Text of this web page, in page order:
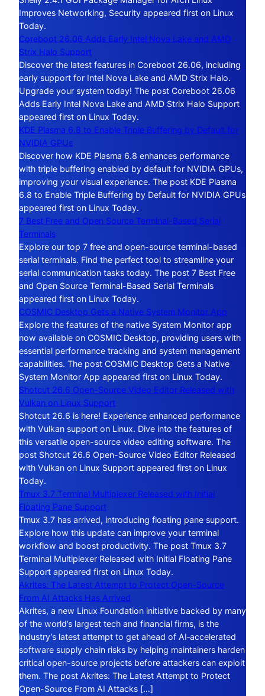
Improves Networking, Security appeared first on Linux
Today.
Coreboot 26.06 Adds Early Intel Nova Lake and AMD
Strix Halo Support
Discover the latest features in Coreboot 26.06, including
early support for Intel Nova Lake and AMD Strix Halo.
Upgrade your system today! The post Coreboot 26.06
Adds Early Intel Nova Lake and AMD Strix Halo Support
appeared first on Linux Today.
KDE Plasma 6.8 to Enable Triple Buffering by Default for
NVIDIA GPUs
Discover how KDE Plasma 6.8 enhances performance
with triple buffering enabled by default for NVIDIA GPUs,
improving your visual experience. The post KDE Plasma
6.8 to Enable Triple Buffering by Default for NVIDIA GPUs
appeared first on Linux Today.
7 Best Free and Open Source Terminal-Based Serial
Terminals
Explore our top 7 free and open-source terminal-based
serial terminals. Find the perfect tool to streamline your
serial communication tasks today. The post 7 Best Free
and Open Source Terminal-Based Serial Terminals
appeared first on Linux Today.
COSMIC Desktop Gets a Native System Monitor App
Explore the features of the native System Monitor app
now available on COSMIC Desktop, providing users with
essential performance tracking and system management
capabilities. The post COSMIC Desktop Gets a Native
System Monitor App appeared first on Linux Today.
Shotcut 26.6 Open-Source Video Editor Released with
Vulkan on Linux Support
Shotcut 26.6 is here! Experience enhanced performance
with Vulkan support on Linux. Dive into the features of
this versatile open-source video editing software. The
post Shotcut 26.6 Open-Source Video Editor Released
with Vulkan on Linux Support appeared first on Linux
Today.
Tmux 3.7 Terminal Multiplexer Released with Initial
Floating Pane Support
Tmux 3.7 has arrived, introducing floating pane support.
Explore how this update can improve your terminal
workflow and boost productivity. The post Tmux 3.7
Terminal Multiplexer Released with Initial Floating Pane
Support appeared first on Linux Today.
Akrites: The Latest Attempt to Protect Open-Source
From AI Attacks Has Arrived
Akrites, a new Linux Foundation initiative backed by many
of the world’s largest tech and financial firms, is the
industry’s latest attempt to get ahead of AI‑accelerated
software supply chain risks by helping maintainers harden
critical open-source projects before attackers can exploit
them. The post Akrites: The Latest Attempt to Protect
Open-Source From AI Attacks […]